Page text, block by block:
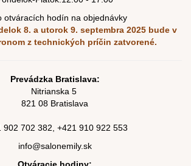
otváracích hodín na objednávky
8. a utorok 9. septembra 2025 bude v
z technických príčin zatvorené.
Prevádzka Bratislava:
Nitrianska 5
821 08 Bratislava
902 702 382 +421 910 922 553
info@salonemily.sk